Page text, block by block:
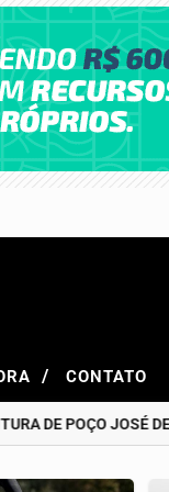
/ CONTATO
DE POÇO JOSÉ DE